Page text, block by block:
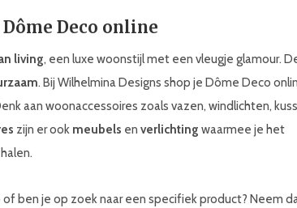
Deco online
living, een luxe woonstijl met een vleugje glamour.
. Bij Wilhelmina Designs shop je Dôme Deco
aan woonaccessoires zoals vazen, windlichten,
zijn er ook meubels en verlichting waarmee je het
ben je op zoek naar een specifiek product? Neem